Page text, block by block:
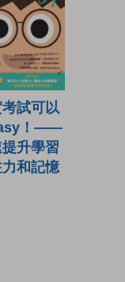
試可以
！——
升學習
和記憶